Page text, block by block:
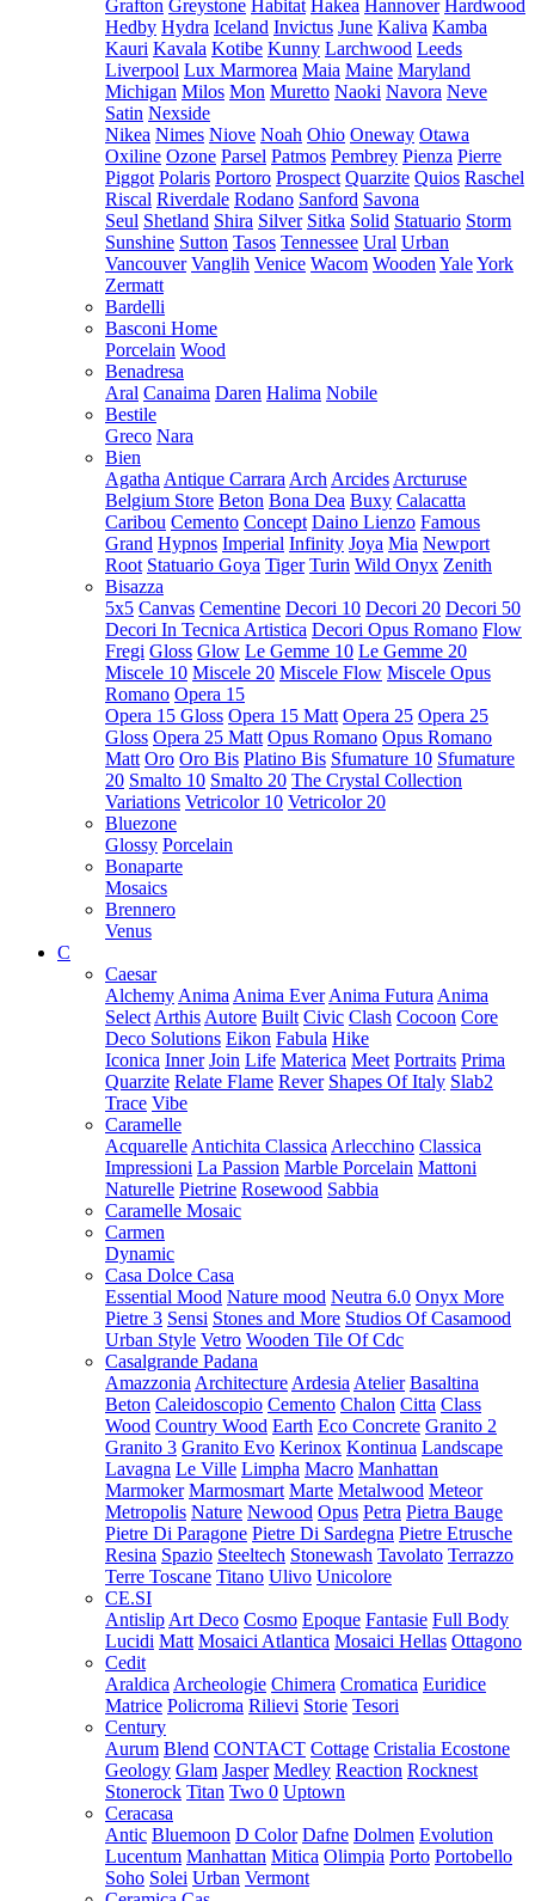
Grafton Greystone Habitat Hakea Hannover Hardwood
Hedby Hydra Iceland Invictus June Kaliva Kamba
Kauri Kavala Kotibe Kunny Larchwood Leeds
Liverpool Lux Marmorea Maia Maine Maryland
Michigan Milos Mon Muretto Naoki Navora Neve
Satin Nexside
Nikea Nimes Niove Noah Ohio Oneway Otawa
Oxiline Ozone Parsel Patmos Pembrey Pienza Pierre
Piggot Polaris Portoro Prospect Quarzite Quios Raschel
Riscal Riverdale Rodano Sanford Savona
Seul Shetland Shira Silver Sitka Solid Statuario Storm
Sunshine Sutton Tasos Tennessee Ural Urban
Vancouver Vanglih Venice Wacom Wooden YaleYork
Zermatt
Bardelli
Basconi Home
Porcelain Wood
Benadresa
Aral Canaima Daren Halima Nobile
Bestile
Greco Nara
Bien
Agatha Antique Carrara Arch Arcides Arcturuse
Belgium Store Beton Bona Dea Buxy Calacatta
Caribou Cemento Concept Daino Lienzo Famous
Grand Hypnos Imperial Infinity Joya Mia Newport
Root Statuario Goya Tiger Turin Wild Onyx Zenith
Bisazza
5x5 Canvas Cementine Decori 10 Decori 20 Decori 50
Decori In Tecnica Artistica Decori Opus Romano Flow
Fregi Gloss Glow Le Gemme 10 Le Gemme 20
Miscele 10 Miscele 20 Miscele Flow Miscele Opus
Romano Opera 15
Opera 15 Gloss Opera 15 Matt Opera 25 Opera 25
Gloss Opera 25 Matt Opus Romano Opus Romano
Matt Oro Oro Bis Platino Bis Sfumature 10 Sfumature
20 Smalto 10 Smalto 20 The Crystal Collection
Variations Vetricolor 10 Vetricolor 20
Bluezone
Glossy Porcelain
Bonaparte
Mosaics
Brennero
Venus
C
Caesar
Alchemy Anima Anima Ever Anima Futura Anima
Select Arthis Autore Built Civic Clash Cocoon Core
Deco Solutions Eikon Fabula Hike
Iconica Inner Join Life Materica Meet Portraits Prima
Quarzite Relate Flame Rever Shapes Of Italy Slab2
Trace Vibe
Caramelle
Acquarelle Antichita Classica Arlecchino Classica
Impressioni La Passion Marble Porcelain Mattoni
Naturelle Pietrine Rosewood Sabbia
Caramelle Mosaic
Carmen
Dynamic
Casa Dolce Casa
Essential Mood Nature mood Neutra 6.0 Onyx More
Pietre 3 Sensi Stones and More Studios Of Casamood
Urban Style Vetro Wooden Tile Of Cdc
Casalgrande Padana
Amazzonia Architecture Ardesia Atelier Basaltina
Beton Caleidoscopio Cemento Chalon Citta Class
Wood Country Wood Earth Eco Concrete Granito 2
Granito 3 Granito Evo Kerinox Kontinua Landscape
Lavagna Le Ville Limpha Macro Manhattan
Marmoker Marmosmart Marte Metalwood Meteor
Metropolis Nature Newood Opus Petra Pietra Bauge
Pietre Di Paragone Pietre Di Sardegna Pietre Etrusche
Resina Spazio Steeltech Stonewash Tavolato Terrazzo
Terre Toscane Titano Ulivo Unicolore
CE.SI
Antislip Art Deco Cosmo Epoque Fantasie Full Body
Lucidi Matt Mosaici Atlantica Mosaici Hellas Ottagono
Cedit
Araldica Archeologie Chimera Cromatica Euridice
Matrice Policroma Rilievi Storie Tesori
Century
Aurum Blend CONTACT Cottage Cristalia Ecostone
Geology Glam Jasper Medley Reaction Rocknest
Stonerock Titan Two 0 Uptown
Ceracasa
Antic Bluemoon D Color Dafne Dolmen Evolution
Lucentum Manhattan Mitica Olimpia Porto Portobello
Soho Solei Urban Vermont